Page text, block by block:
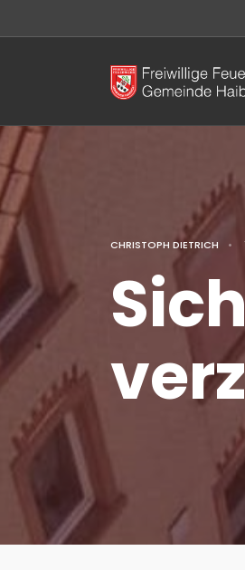
CHRISTOPH DIETRICH •